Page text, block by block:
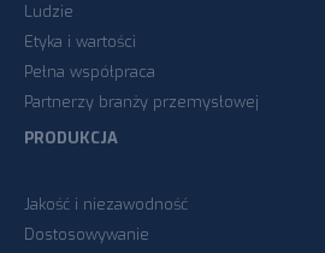
Ludzie
Etyka i wartości
Pełna współpraca
Partnerzy branży przemysłowej
PRODUKCJA
Jakość i niezawodność
Dostosowywanie